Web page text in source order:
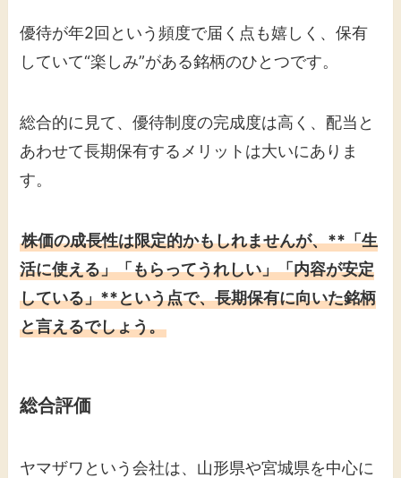
優待が年2回という頻度で届く点も嬉しく、保有
していて“楽しみ”がある銘柄のひとつです。
総合的に見て、優待制度の完成度は高く、配当と
あわせて長期保有するメリットは大いにありま
す。
株価の成長性は限定的かもしれませんが、**「生
活に使える」「もらってうれしい」「内容が安定
している」**という点で、長期保有に向いた銘柄
と言えるでしょう。
総合評価
ヤマザワという会社は、山形県や宮城県を中心に